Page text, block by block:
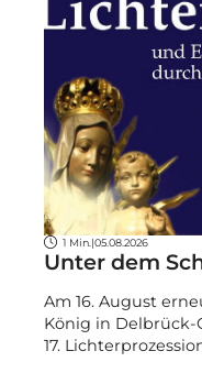
1 Min. |05.08.2026
Unter dem
Am 16. August
König in
17.